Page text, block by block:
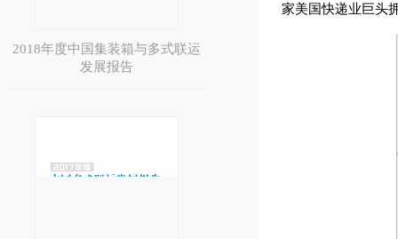
2018年度中国集装箱与多式联运
发展报告
家美国快递业巨头